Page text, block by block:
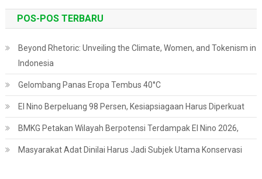
POS-POS TERBARU
Beyond Rhetoric: Unveiling the Climate, Women, and Tokenism in
Indonesia
Gelombang Panas Eropa Tembus 40°C
El Nino Berpeluang 98 Persen, Kesiapsiagaan Harus Diperkuat
BMKG Petakan Wilayah Berpotensi Terdampak El Nino 2026,
Masyarakat Adat Dinilai Harus Jadi Subjek Utama Konservasi